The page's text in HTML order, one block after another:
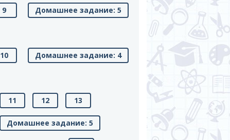
9 Домашнее задание: 5
10 Домашнее задание: 4
11 12 13
Домашнее задание: 5